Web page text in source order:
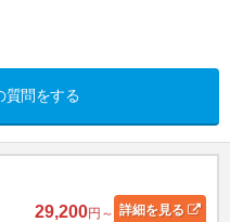
質問をする
29,200円～ 詳細を見る